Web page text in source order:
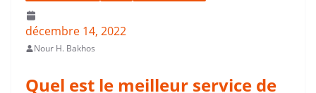
décembre 14, 2022
Nour H. Bakhos
Quel est le meilleur service de